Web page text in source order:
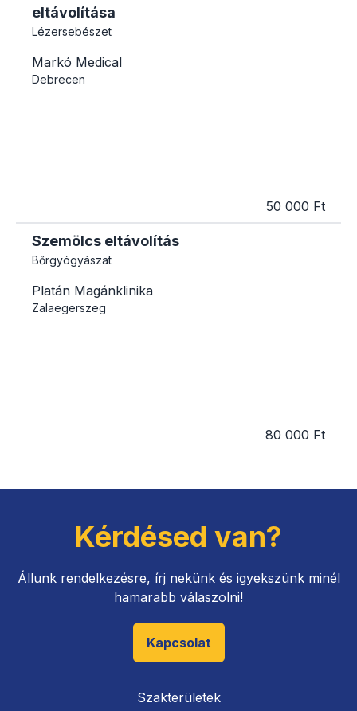
eltávolítása
Lézersebészet
Markó Medical
Debrecen
50 000 Ft
Szemölcs eltávolítás
Bőrgyógyászat
Platán Magánklinika
Zalaegerszeg
80 000 Ft
Kérdésed van?
Állunk rendelkezésre, írj nekünk és igyekszünk minél
hamarabb válaszolni!
Kapcsolat
Szakterületek